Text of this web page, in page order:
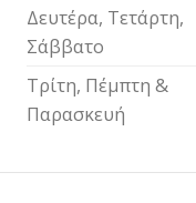
Δευτέρα, Τετάρτη,
Σάββατο
Τρίτη, Πέμπτη &
Παρασκευή